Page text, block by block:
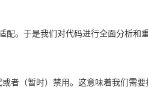
。于是我们对代码进行全面分析和
者（暂时）禁用。这意味着我们需